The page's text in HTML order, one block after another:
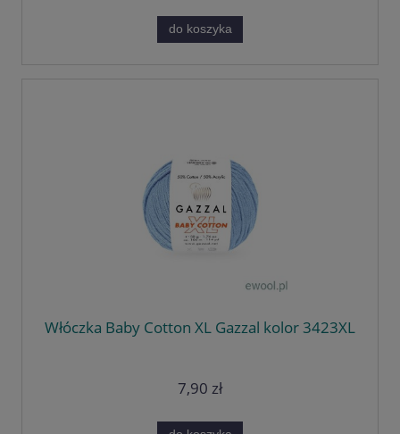
do koszyka
Włóczka Baby Cotton XL Gazzal kolor 3423XL
7,90 zł